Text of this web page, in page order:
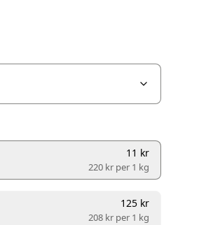
11 kr
220 kr per1 kg
125 kr
208 kr per1 kg